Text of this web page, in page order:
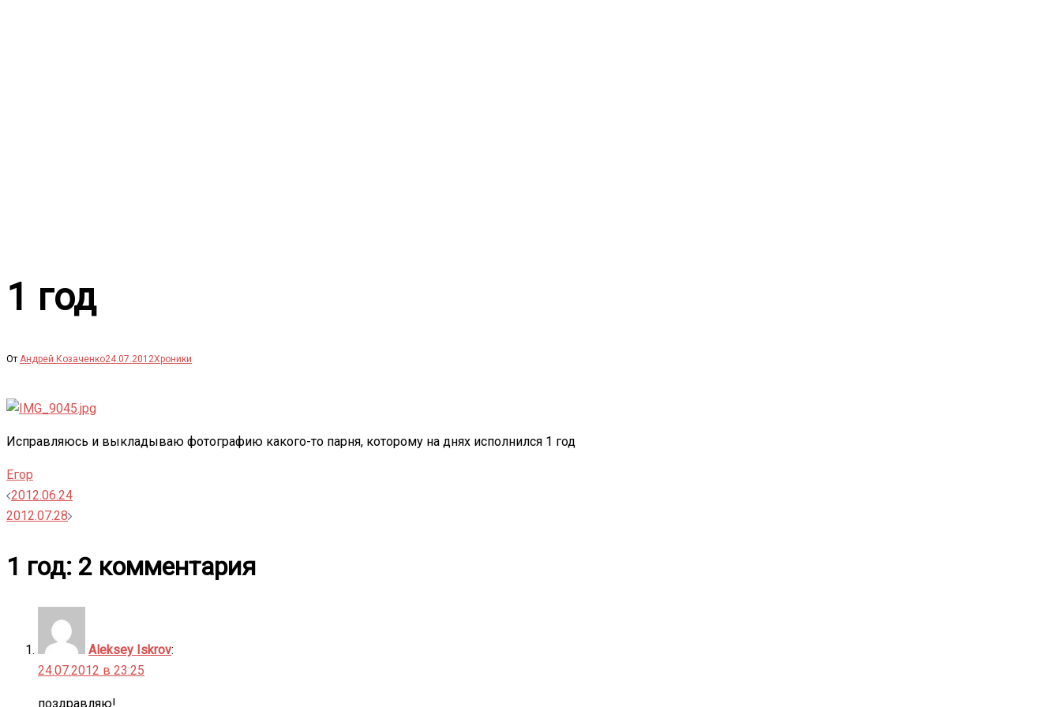
1 год
От Андрей Козаченко24.07.2012Хроники
Исправляюсь и выкладываю фотографию какого-то парня, которому на днях исполнился 1 год
Егор
Навигация
2012.06.24
2012.07.28
1 год: 2 комментария
Aleksey Iskrov:
24.07.2012 в 23:25
поздравляю!